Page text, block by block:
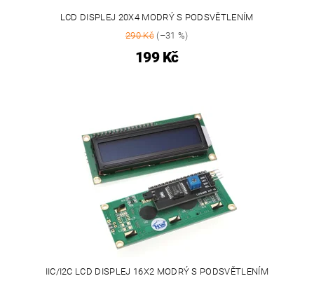
LCD DISPLEJ 20X4 MODRÝ S PODSVĚTLENÍM
290 Kč(–31 %)
199 Kč
IIC/I2C LCD DISPLEJ 16X2 MODRÝ S PODSVĚTLENÍM